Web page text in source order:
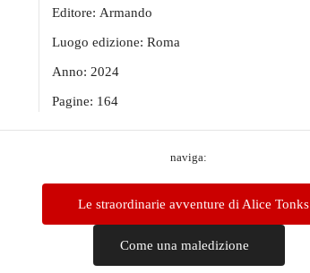
Editore: Armando
Luogo edizione:Roma
Anno: 2024
Pagine: 164
naviga:
Le straordinarie avventure di Alice Tonks
Come una maledizione